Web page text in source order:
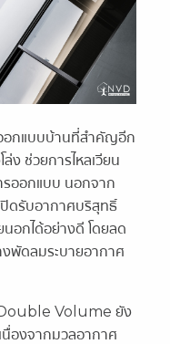
อกแบบบ้านที่สำคัญอีก
ง ช่วยการไหลเวียน
ออกแบบ นอกจาก
ปิดรับอากาศบริสุทธิ์
นอกได้อย่างดี โดยลด
งพัดลมระบายอากาศ
Double Volume ยัง
นื่องจากมวลอากาศ